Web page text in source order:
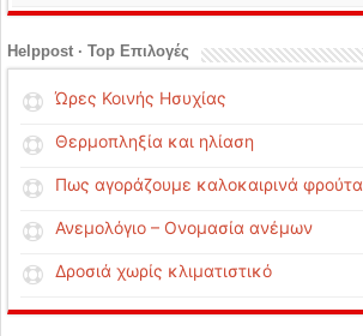
Helppost · Top Επιλογές
Ώρες Κοινής Ησυχίας
Θερμοπληξία και ηλίαση
Πως αγοράζουμε καλοκαιρινά φρούτα
Ανεμολόγιο – Ονομασία ανέμων
Δροσιά χωρίς κλιματιστικό